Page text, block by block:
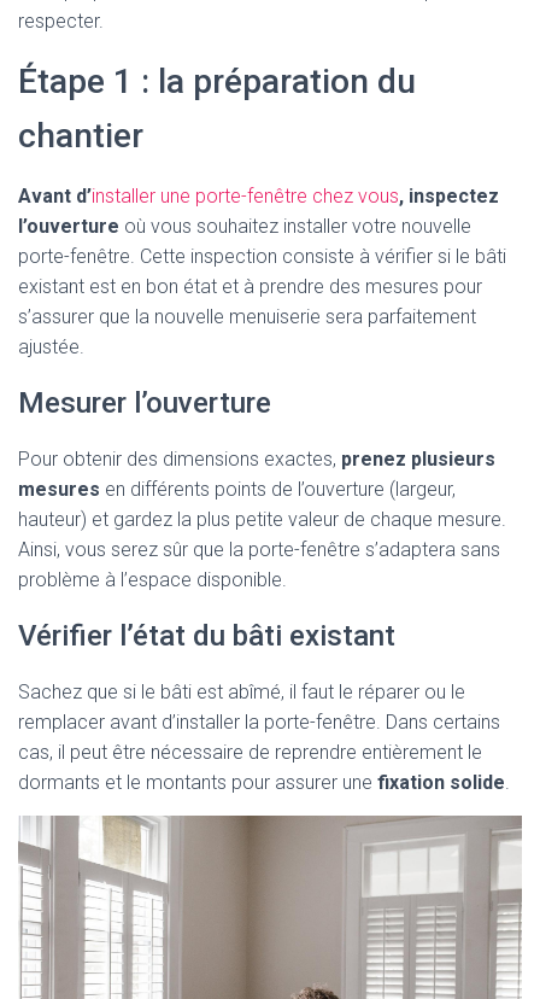
respecter.
Étape 1 : la préparation du
chantier
Avant d’installer une porte-fenêtre chez vous, inspectez
l’ouverture où vous souhaitez installer votre nouvelle
porte-fenêtre. Cette inspection consiste à vérifier si le bâti
existant est en bon état et à prendre des mesures pour
s’assurer que la nouvelle menuiserie sera parfaitement
ajustée.
Mesurer l’ouverture
Pour obtenir des dimensions exactes, prenez plusieurs
mesures en différents points de l’ouverture (largeur,
hauteur) et gardez la plus petite valeur de chaque mesure.
Ainsi, vous serez sûr que la porte-fenêtre s’adaptera sans
problème à l’espace disponible.
Vérifier l’état du bâti existant
Sachez que si le bâti est abîmé, il faut le réparer ou le
remplacer avant d’installer la porte-fenêtre. Dans certains
cas, il peut être nécessaire de reprendre entièrement le
dormants et le montants pour assurer une fixation solide.